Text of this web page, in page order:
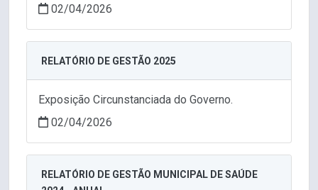
02/04/2026
RELATÓRIO DE GESTÃO 2025
Exposição Circunstanciada do Governo.
02/04/2026
RELATÓRIO DE GESTÃO MUNICIPAL DE SAÚDE